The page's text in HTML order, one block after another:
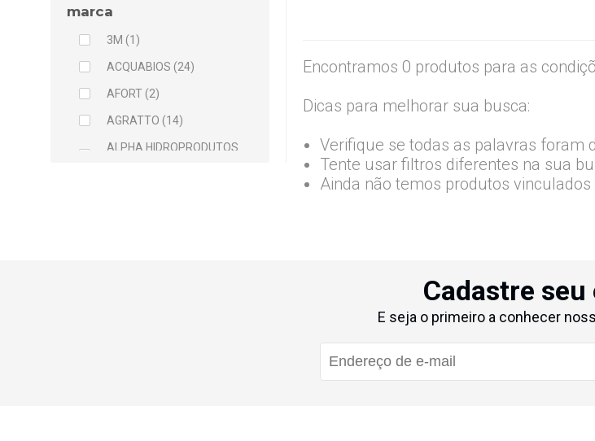
marca
3M (1)
ACQUABIOS (24)
AFORT (2)
AGRATTO (14)
ALPHA HIDROPRODUTOS
Encontramos 0 produtos para as
Dicas para melhorar sua busca:
Verifique se todas as palavras foram
Tente usar filtros diferentes na sua
Ainda não temos produtos
Cadastre
E seja o primeiro a conhecer